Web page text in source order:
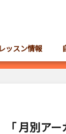
レッスン情報
「 月別ア